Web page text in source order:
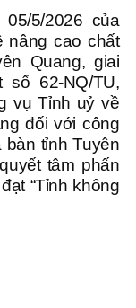
5/2026 của
nâng cao chất
Quang, giai
62-NQ/TU,
vụ Tỉnh uỷ về
đối với công
bàn tỉnh Tuyên
tâm phấn
“Tỉnh không